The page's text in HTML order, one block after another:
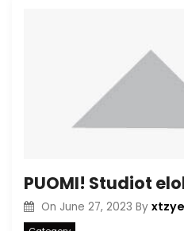
PUOMI! Studiot
On June 27, 2023 By xtzye